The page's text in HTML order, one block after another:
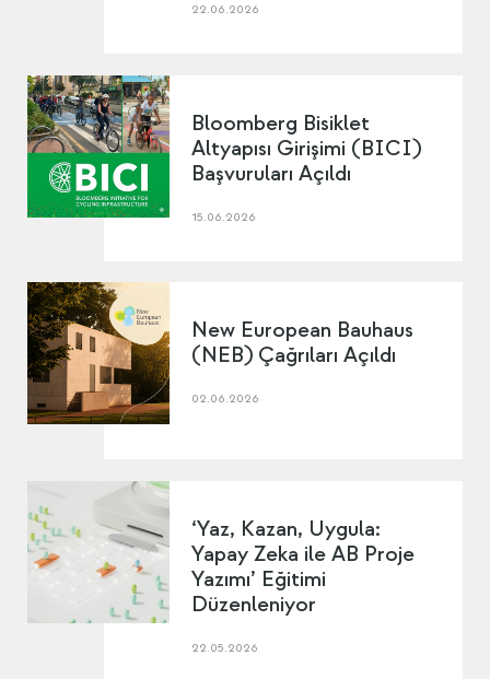
22.06.2026
Bloomberg Bisiklet
Altyapısı Girişimi (BICI)
Başvuruları Açıldı
15.06.2026
New European Bauhaus
(NEB) Çağrıları Açıldı
02.06.2026
‘Yaz, Kazan, Uygula:
Yapay Zeka ile AB Proje
Yazımı’ Eğitimi
Düzenleniyor
22.05.2026